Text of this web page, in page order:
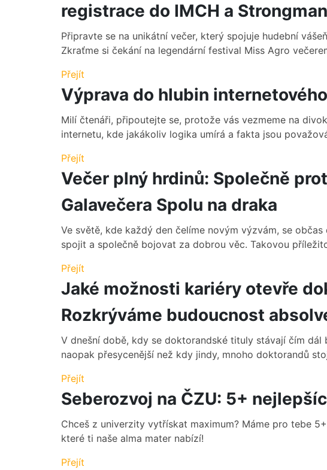
registrace do IMCH a
Připravte se na unikátní večer, který spojuje hudební
Zkraťme si čekání na legendární festival Miss Agro
Přejít
Výprava do hlubin
Milí čtenáři, připoutejte se, protože vás vezmeme na
internetu, kde jakákoliv logika umírá a fakta jsou
Přejít
Večer plný hrdinů: Společně
Galavečera Spolu na draka
Ve světě, kde každý den čelíme novým výzvám, se
spojit a společně bojovat za dobrou věc. Takovou
Přejít
Jaké možnosti kariéry otevře
Rozkrýváme budoucnost
V dnešní době, kdy se doktorandské tituly stávají čím dál
naopak přesycenější než kdy jindy, mnoho doktorandů
Přejít
Seberozvoj na ČZU: 5+
Chceš z univerzity vytřískat maximum? Máme pro tebe
které ti naše alma mater nabízí!
Přejít